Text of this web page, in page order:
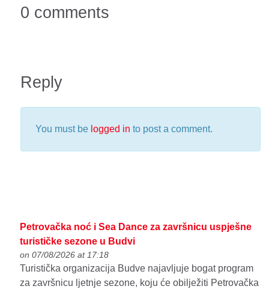
0 comments
Reply
You must be logged in to post a comment.
Petrovačka noć i Sea Dance za završnicu uspješne
turističke sezone u Budvi
on 07/08/2026 at 17:18
Turistička organizacija Budve najavljuje bogat program
za završnicu ljetnje sezone, koju će obilježiti Petrovačka